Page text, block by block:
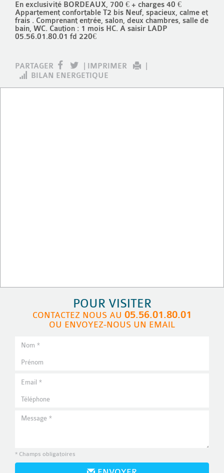
En exclusivité BORDEAUX, 700 € + charges 40 €
Appartement confortable T2 bis Neuf, spacieux, calme et
frais . Comprenant entrée, salon, deux chambres, salle de
bain, WC. Caution : 1 mois HC. A saisir LADP
05.56.01.80.01 fd 220€
PARTAGER IMPRIMER
BILAN ENERGETIQUE
POUR VISITER
CONTACTEZ NOUS AU 05.56.01.80.01
OU ENVOYEZ-NOUS UN EMAIL
* Champs obligatoires